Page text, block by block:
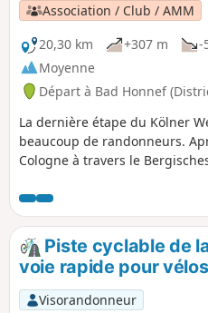
Association / Club / AMM
20,30 km
+307 m -
Moyenne
Départ à Bad Honnef
La dernière étape du Kölner
beaucoup de randonneurs.
Cologne à travers le
magnifiques. Ensuite, le
étapes, qui sont peut-être les
superbes sentiers forestiers à
on peut faire un détour par le
visite le Drachenfels et on
des rossignols jusqu'à
Piste cyclable de
voie rapide pour vélos
Visorandonneur